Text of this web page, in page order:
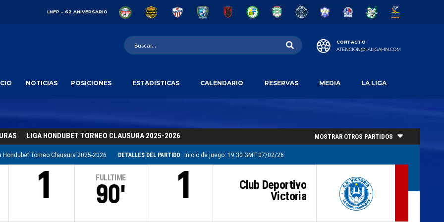
LNFP – 62 ANIVERSARIO
CONTACTO
ATENCION@LALIGAHN.COM
NOTICIAS POSICIONES ESTADISTICAS CALENDARIO RESERVAS MEDIA LA LIGA